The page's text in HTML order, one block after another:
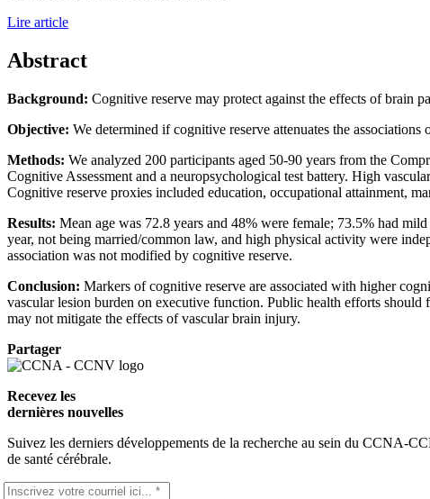
Lire article
Abstract
Background: Cognitive reserve may protect against the effects of brain
Objective: We determined if cognitive reserve attenuates the
Methods: We analyzed 200 participants aged 50-90 years from the
Cognitive Assessment and a neuropsychological test battery. High
Cognitive reserve proxies included education, occupational attainment,
Results: Mean age was 72.8 years and 48% were female; 73.5% had
year, not being married/common law, and high physical activity were
association was not modified by cognitive reserve.
Conclusion: Markers of cognitive reserve are associated with higher
vascular lesion burden on executive function. Public health efforts
may not mitigate the effects of vascular brain injury.
Partager
Recevez les
dernières nouvelles
Suivez les derniers développements de la recherche au sein du CCNA-
de santé cérébrale.